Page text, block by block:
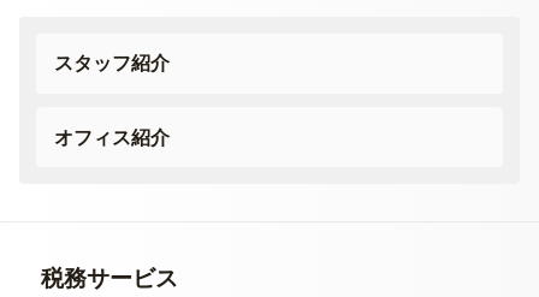
スタッフ紹介
オフィス紹介
税務サービス